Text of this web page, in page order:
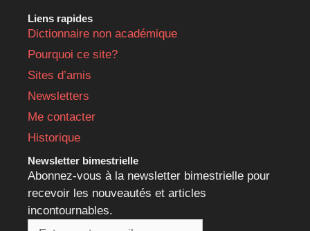
Liens rapides
Dictionnaire non académique
Pourquoi ce site?
Sites d’amis
Newsletters
Me contacter
Historique
Newsletter bimestrielle
Abonnez-vous à la newsletter bimestrielle pour
recevoir les nouveautés et articles
incontournables.